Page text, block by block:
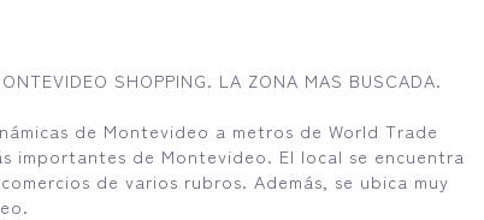
SHOPPING. LA ZONA MAS BUSCADA.
de Montevideo a metros de World Trade
importantes de Montevideo. El local se encuentra
de varios rubros. Además, se ubica muy